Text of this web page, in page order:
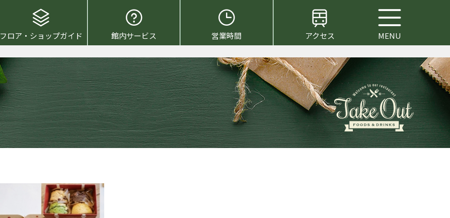
MENU
フロア・ショップガイド 館内サービス 営業時間 アクセス